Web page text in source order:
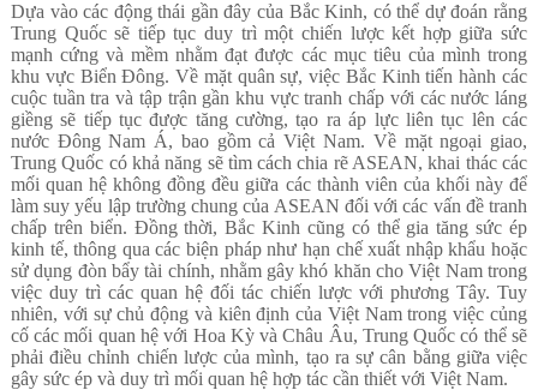
Dựa vào các động thái gần đây của Bắc Kinh, có thể dự đoán rằng
Trung Quốc sẽ tiếp tục duy trì một chiến lược kết hợp giữa sức
mạnh cứng và mềm nhằm đạt được các mục tiêu của mình trong
khu vực Biển Đông. Về mặt quân sự, việc Bắc Kinh tiến hành các
cuộc tuần tra và tập trận gần khu vực tranh chấp với các nước láng
giềng sẽ tiếp tục được tăng cường, tạo ra áp lực liên tục lên các
nước Đông Nam Á, bao gồm cả Việt Nam. Về mặt ngoại giao,
Trung Quốc có khả năng sẽ tìm cách chia rẽ ASEAN, khai thác các
mối quan hệ không đồng đều giữa các thành viên của khối này để
làm suy yếu lập trường chung của ASEAN đối với các vấn đề tranh
chấp trên biển. Đồng thời, Bắc Kinh cũng có thể gia tăng sức ép
kinh tế, thông qua các biện pháp như hạn chế xuất nhập khẩu hoặc
sử dụng đòn bẩy tài chính, nhằm gây khó khăn cho Việt Nam trong
việc duy trì các quan hệ đối tác chiến lược với phương Tây. Tuy
nhiên, với sự chủ động và kiên định của Việt Nam trong việc củng
cố các mối quan hệ với Hoa Kỳ và Châu Âu, Trung Quốc có thể sẽ
phải điều chỉnh chiến lược của mình, tạo ra sự cân bằng giữa việc
gây sức ép và duy trì mối quan hệ hợp tác cần thiết với Việt Nam.